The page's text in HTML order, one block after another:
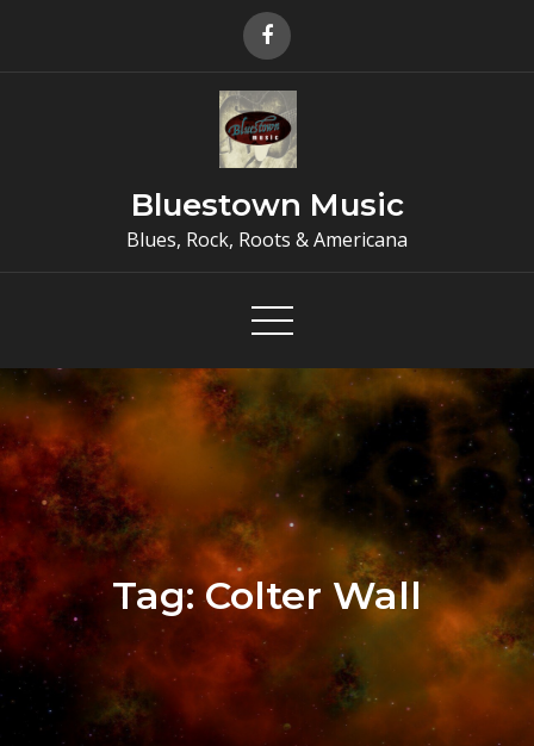
Bluestown Music
Blues, Rock, Roots & Americana
Tag:Colter Wall